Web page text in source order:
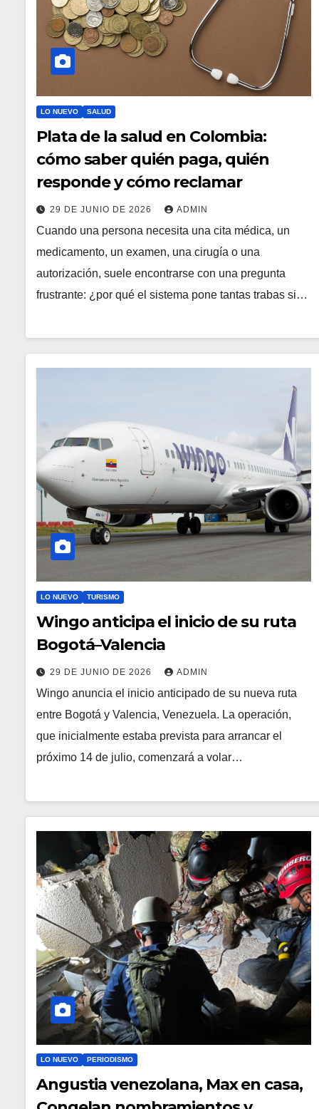
LO NUEVO SALUD
Plata de la salud en Colombia:
cómo saber quién paga, quién
responde y cómo reclamar
29 DE JUNIO DE 2026 ADMIN
Cuando una persona necesita una cita médica, un
medicamento, un examen, una cirugía o una
autorización, suele encontrarse con una pregunta
frustrante: ¿por qué el sistema pone tantas trabas si…
LO NUEVO TURISMO
Wingo anticipa el inicio de su ruta
Bogotá–Valencia
29 DE JUNIO DE 2026 ADMIN
Wingo anuncia el inicio anticipado de su nueva ruta
entre Bogotá y Valencia, Venezuela. La operación,
que inicialmente estaba prevista para arrancar el
próximo 14 de julio, comenzará a volar…
LO NUEVO PERIODISMO
Angustia venezolana, Max en casa,